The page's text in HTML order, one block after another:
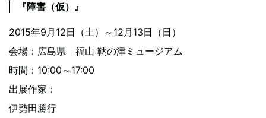
『障害（仮）』
2015年9月12日（土）～12月13日（日）
会場：広島県 福山 鞆の津ミュージアム
時間：10:00～17:00
出展作家：
伊勢田勝行